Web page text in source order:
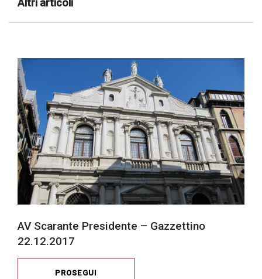
Altri articoli
AV Scarante Presidente – Gazzettino
22.12.2017
PROSEGUI
Registrazione
avvenuta con
successo!